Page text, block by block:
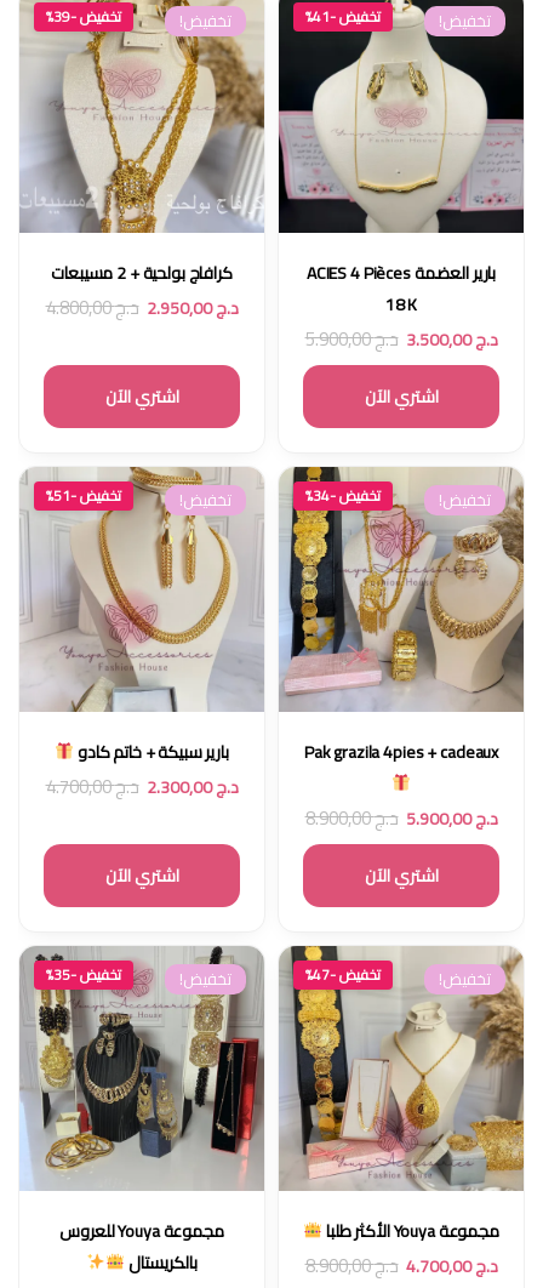
تخفيض! تخفيض -41%
بارير العضمة ACIES 4 Pièces
18 K
د.ج3.500,00 د.ج5.900,00
اشتري الآن
تخفيض! تخفيض -39%
كرافاج بولحية + 2 مسيبعات
د.ج2.950,00 د.ج4.800,00
اشتري الآن
تخفيض! تخفيض -34%
Pak grazila 4pies + cadeaux
د.ج5.900,00 د.ج8.900,00
اشتري الآن
تخفيض! تخفيض -51%
بارير سبيكة + خاتم كادو
د.ج2.300,00 د.ج4.700,00
اشتري الآن
تخفيض! تخفيض -47%
مجموعة Youya الأكثر طلبا
د.ج4.700,00 د.ج8.900,00
تخفيض! تخفيض -35%
مجموعة Youya للعروس
بالكريستال